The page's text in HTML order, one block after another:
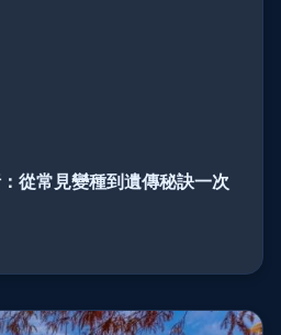
從常見變種到遺傳秘訣一次